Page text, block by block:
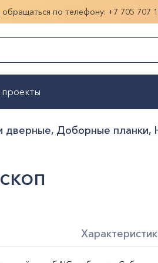
по телефону: +7 705 707
Показать больше
дверные, Доборные планки,